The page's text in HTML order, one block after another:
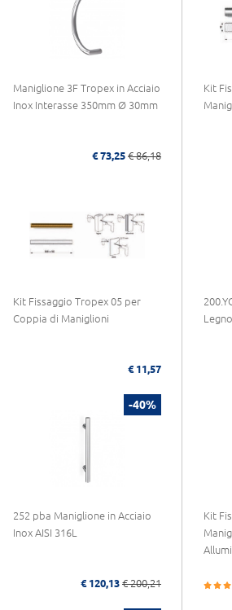
Maniglione 3F Tropex in Acciaio
Inox Interasse 350mm Ø 30mm
€ 73,25 € 86,18
Kit
Kit Fissaggio Tropex 05 per
Coppia di Maniglioni
€ 11,57
-40%
252 pba Maniglione in Acciaio
Inox AISI 316L
€ 120,13 € 200,21
Kit